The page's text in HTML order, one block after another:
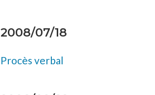
2008/07/18
Procès verbal